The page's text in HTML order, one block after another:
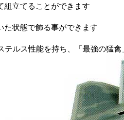
組立てることができます
た状態で飾る事ができます
ルス性能を持ち、「最強の猛